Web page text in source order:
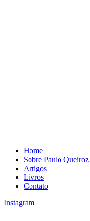
Home
Sobre Paulo Queiroz
Artigos
Livros
Contato
Instagram